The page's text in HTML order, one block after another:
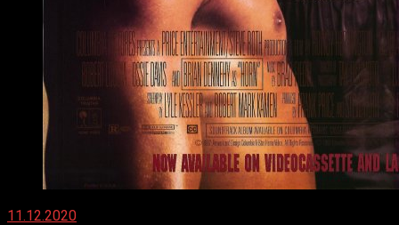
11.12.2020